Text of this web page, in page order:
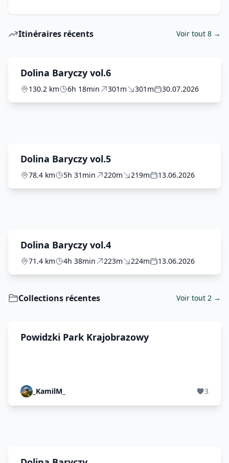
Itinéraires récents Voir tout 8 →
Dolina Baryczy vol.6
130.2 km 6h 18min 301m 301m 30.07.2026
Dolina Baryczy vol.5
78.4 km 5h 31min 220m 219m 13.06.2026
Dolina Baryczy vol.4
71.4 km 4h 38min 223m 224m 13.06.2026
Collections récentes Voir tout 2 →
Powidzki Park Krajobrazowy
_KamilM_ 3